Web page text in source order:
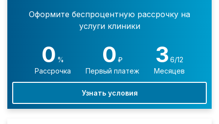
Оформите беспроцентную рассрочку на
услуги клиники
0 %
Рассрочка
0 ₽
Первый платеж
3 6/12
Месяцев
Узнать условия